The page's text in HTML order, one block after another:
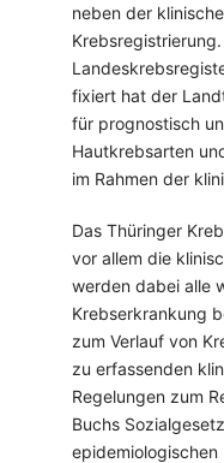
neben der
fixiert hat der
für prognostisch
Hautkrebsarten
im Rahmen der
Das Thüringer
vor allem die
werden dabei alle
Krebserkrankung
zum Verlauf von
zu erfassenden
Regelungen zum
Buchs